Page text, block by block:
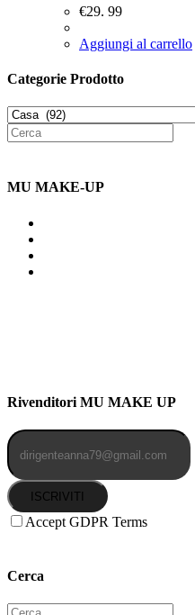
€29. 99
Aggiungi al carrello
Categorie Prodotto
MU MAKE-UP
Rivenditori MU MAKE UP
ISCRIVITI
Accept GDPR Terms
Cerca